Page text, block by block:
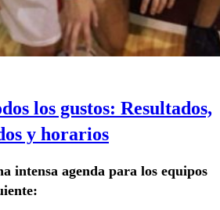
los gustos: Resultados,
y horarios
intensa agenda para los equipos